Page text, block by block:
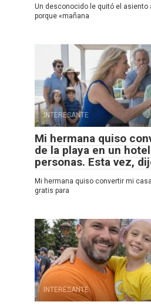
Un desconocido le quitó el asiento
porque «mañana
INTERESANTE
Mi hermana quiso
de la playa en un
personas. Esta vez,
Mi hermana quiso convertir mi
gratis para
INTERESANTE